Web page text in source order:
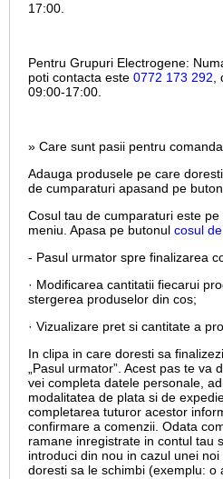
17:00.
Pentru Grupuri Electrogene:
poti contacta este 0772 173 292,
09:00-17:00.
» Care sunt pasii pentru
Adauga produsele pe care
de cumparaturi apasand pe
Cosul tau de cumparaturi este
meniu. Apasa pe butonul cosul
- Pasul urmator spre finalizarea
· Modificarea cantitatii fiecarui
stergerea produselor din cos;
· Vizualizare pret si cantitate a
In clipa in care doresti sa
„Pasul urmator”. Acest pas te va
vei completa datele personale,
modalitatea de plata si de
completarea tuturor acestor
confirmare a comenzii. Odata
ramane inregistrate in contul tau
introduci din nou in cazul unei
doresti sa le schimbi (exemplu: o